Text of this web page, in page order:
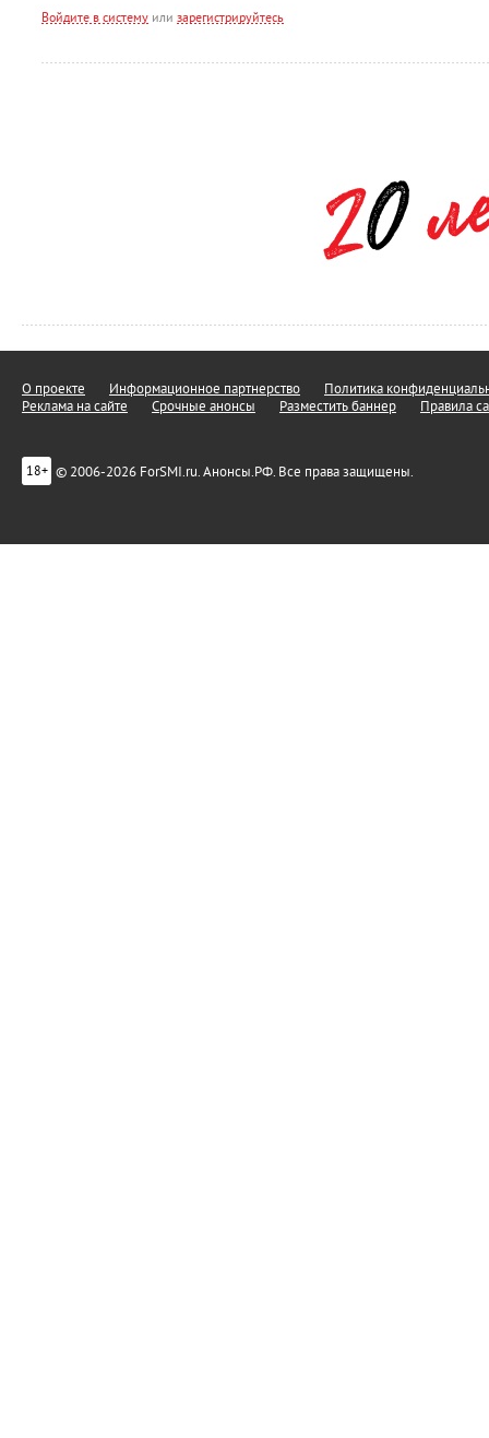
Войдите в систему или зарегистрируйтесь
О проекте Информационное партнерство
Политика
Реклама на сайте
Срочные анонсы Разместить баннер Правила
18+ © 2006-2026 ForSMI.ru. Анонсы.РФ. Все права защищены.